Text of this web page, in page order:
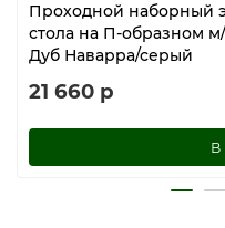
Проходной наборный
стола на П-образном
Дуб Наварра/серый
21 660 р
В